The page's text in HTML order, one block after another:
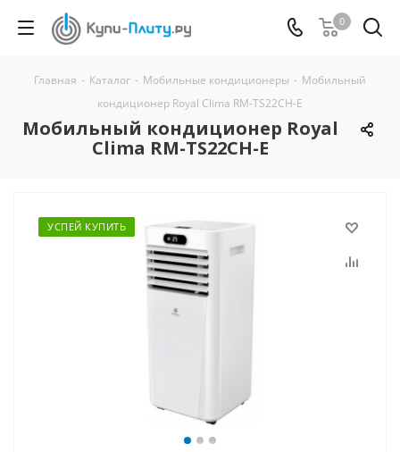
0
Главная - Каталог - Мобильные кондиционеры - Мобильный
кондиционер Royal Clima RM-TS22CH-E
Мобильный кондиционер Royal
Clima RM-TS22CH-E
УСПЕЙ КУПИТЬ